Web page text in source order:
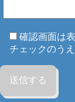
確認画面は
チェックのう